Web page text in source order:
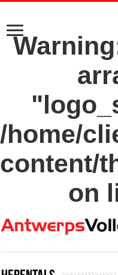
Warning
/home/
content/
on